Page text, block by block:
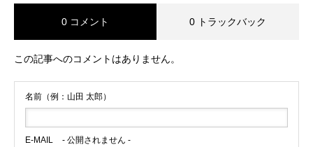
0 コメント 0 トラックバック
この記事へのコメントはありません。
名前（例：山田 太郎）
E-MAIL - 公開されません -